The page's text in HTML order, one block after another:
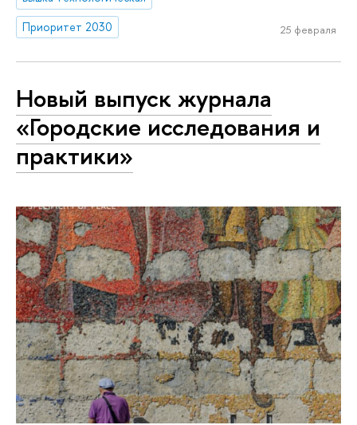
Приоритет 2030
25 февраля
Новый выпуск журнала
«Городские исследования и
практики»